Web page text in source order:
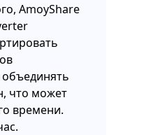
AmoyShare
что может
времени.